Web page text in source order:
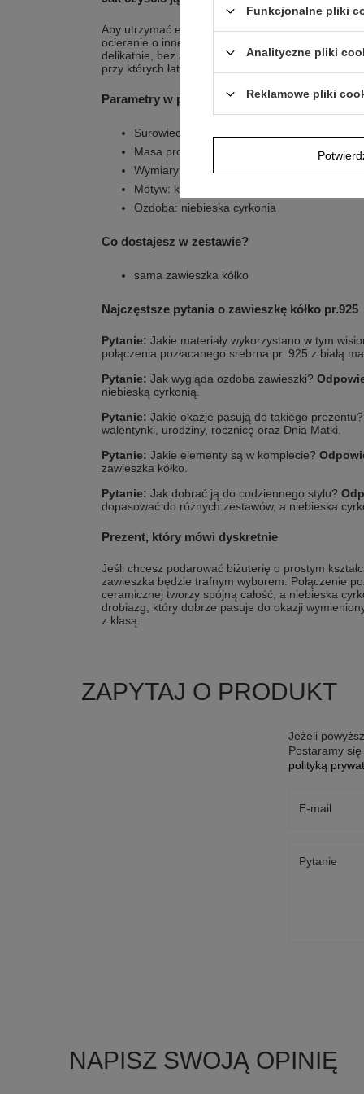
Aby utrzymać estetyczny wygląd, przechowuj
ocieranie o inne elementy. Do odświeżenia
delikatnie, bez agresywnych środków. W razie
przy których łatwo o przypadkowe zarysowanie.
Parametry w pigułce
Surowiec: srebro pr.925 i biała masa
Masa produktu: ~ 3,21 g
Wymiary zawieszki: 1,6 x 2,2 cm ( z
Motyw: kółko
Ozdoba: niebieska cyrkonia
Co dostajesz w zestawie?
sama zawieszka kółko
Najczęstsze pytania o zawieszkę kółko pr.925
Pytanie: Jakie materiały wykorzystano w tym
połączenia pozłacanego srebrna pr. 925 z białą
Pytanie: Jak wygląda ozdoba zawieszki?
niebieską cyrkonią.
Pytanie: Jakie okazje pasują do takiego prezentu?
walentynki, urodziny, rocznicę oraz Dnia Matki.
Pytanie: Jakie elementy są w komplecie?
zawieszka kółko.
Pytanie: Jak dobrać ją do codziennego stylu?
dopasować do różnych zestawów, a niebieska
Prezent, który mówi dyskretnie
Jeśli chcesz podarować biżuterię o prostym
zawieszka będzie trafnym wyborem. Połączenie
ceramicznej tworzy spójną całość, a niebieska
drobiazg, który dobrze pasuje do okazji
z klasą.
ZAPYTAJ O PRODUKT
Jeżeli
Postaramy
polityką
E-mail
Pytanie
NAPISZ SWOJĄ OPINIĘ
Funkcjonalne pliki
Analityczne pliki
Reklamowe pliki